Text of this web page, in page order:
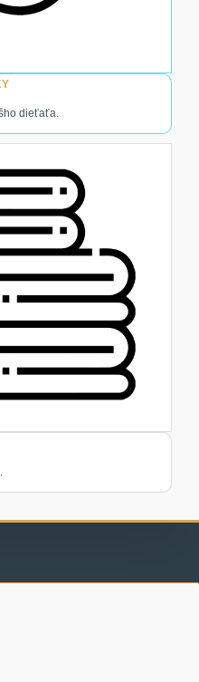
dieťaťa.